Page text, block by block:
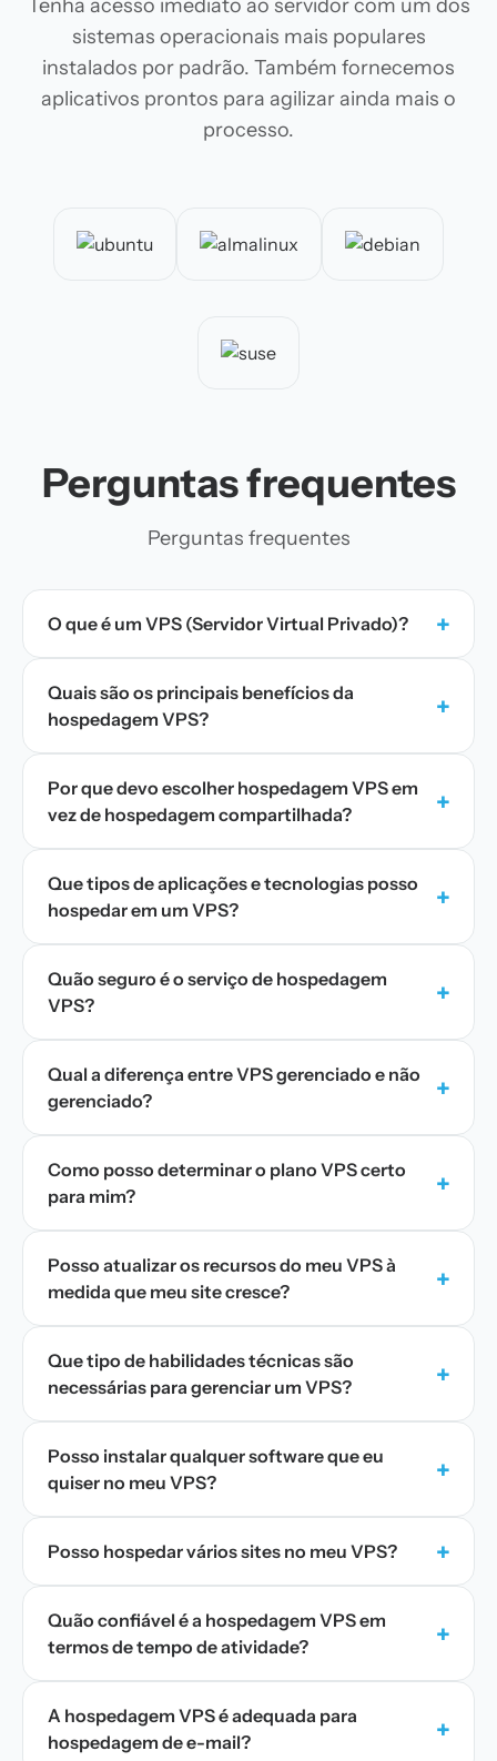
Tenha acesso imediato ao servidor com um dos
sistemas operacionais mais populares
instalados por padrão. Também fornecemos
aplicativos prontos para agilizar ainda mais o
processo.
Perguntas frequentes
Perguntas frequentes
O que é um VPS (Servidor Virtual Privado)? +
Quais são os principais benefícios da
hospedagem VPS?
+
Por que devo escolher hospedagem VPS em
vez de hospedagem compartilhada?
+
Que tipos de aplicações e tecnologias posso
hospedar em um VPS?
+
Quão seguro é o serviço de hospedagem
VPS?
+
Qual a diferença entre VPS gerenciado e não
gerenciado?
+
Como posso determinar o plano VPS certo
para mim?
+
Posso atualizar os recursos do meu VPS à
medida que meu site cresce?
+
Que tipo de habilidades técnicas são
necessárias para gerenciar um VPS?
+
Posso instalar qualquer software que eu
quiser no meu VPS?
+
Posso hospedar vários sites no meu VPS? +
Quão confiável é a hospedagem VPS em
termos de tempo de atividade?
+
A hospedagem VPS é adequada para
hospedagem de e-mail?
+